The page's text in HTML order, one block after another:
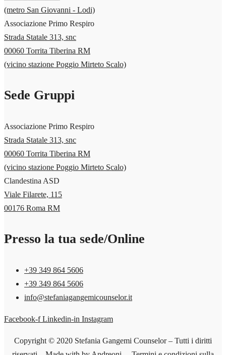
(metro San Giovanni - Lodi)
Associazione Primo Respiro
Strada Statale 313, snc
00060 Torrita Tiberina RM
(vicino stazione Poggio Mirteto Scalo)
Sede Gruppi
Associazione Primo Respiro
Strada Statale 313, snc
00060 Torrita Tiberina RM
(vicino stazione Poggio Mirteto Scalo)
Clandestina ASD
Viale Filarete, 115
00176 Roma RM
Presso la tua sede/Online
+39 349 864 5606‬
+39 349 864 5606‬
info@stefaniagangemicounselor.it
Facebook-f Linkedin-in Instagram
Copyright © 2020 Stefania Gangemi Counselor – Tutti i diritti